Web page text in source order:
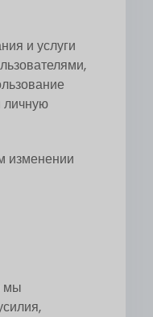
и услуги
личную
изменении
мы